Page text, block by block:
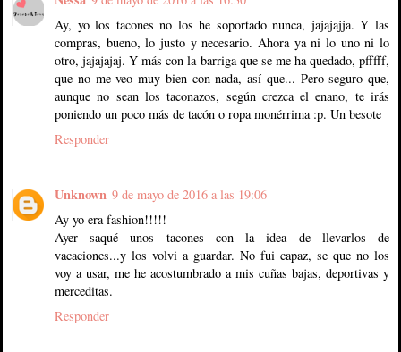
Ay, yo los tacones no los he soportado nunca, jajajajja. Y las
compras, bueno, lo justo y necesario. Ahora ya ni lo uno ni lo
otro, jajajajaj. Y más con la barriga que se me ha quedado, pfffff,
que no me veo muy bien con nada, así que... Pero seguro que,
aunque no sean los taconazos, según crezca el enano, te irás
poniendo un poco más de tacón o ropa monérrima :p. Un besote
Responder
Unknown 9 de mayo de 2016 a las 19:06
Ay yo era fashion!!!!!
Ayer saqué unos tacones con la idea de llevarlos de
vacaciones...y los volvi a guardar. No fui capaz, se que no los
voy a usar, me he acostumbrado a mis cuñas bajas, deportivas y
merceditas.
Responder